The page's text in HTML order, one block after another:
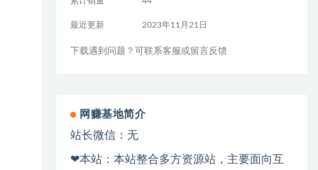
最近更新 2023年11月21日
下载遇到问题？可联系客服或留言反馈
网赚基地简介
站长微信：无
❤本站：本站整合多方资源站，主要面向互